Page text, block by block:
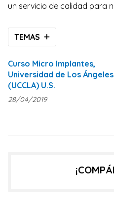
un servicio de calidad para
TEMAS
Curso Micro Implantes,
Universidad de Los Ángeles
(UCCLA) U.S.
28/04/2019